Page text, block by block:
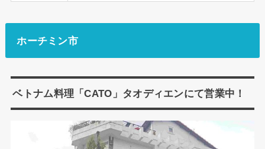
ホーチミン市
ベトナム料理「CATO」タオディエンにて営業中！